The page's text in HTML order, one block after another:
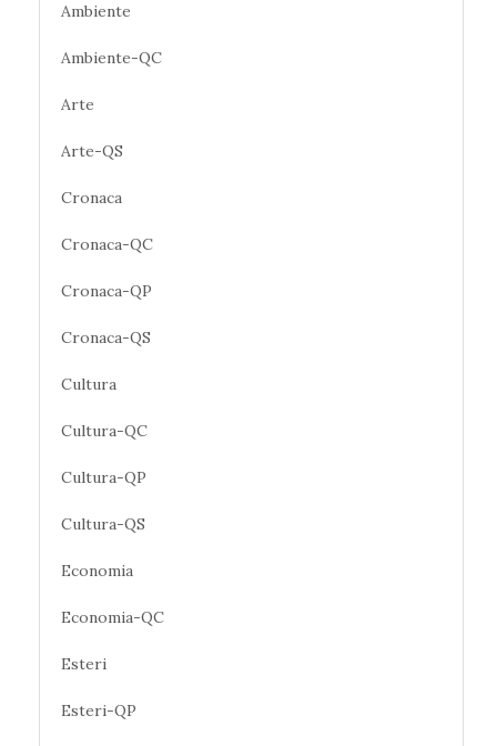
Ambiente
Ambiente-QC
Arte
Arte-QS
Cronaca
Cronaca-QC
Cronaca-QP
Cronaca-QS
Cultura
Cultura-QC
Cultura-QP
Cultura-QS
Economia
Economia-QC
Esteri
Esteri-QP